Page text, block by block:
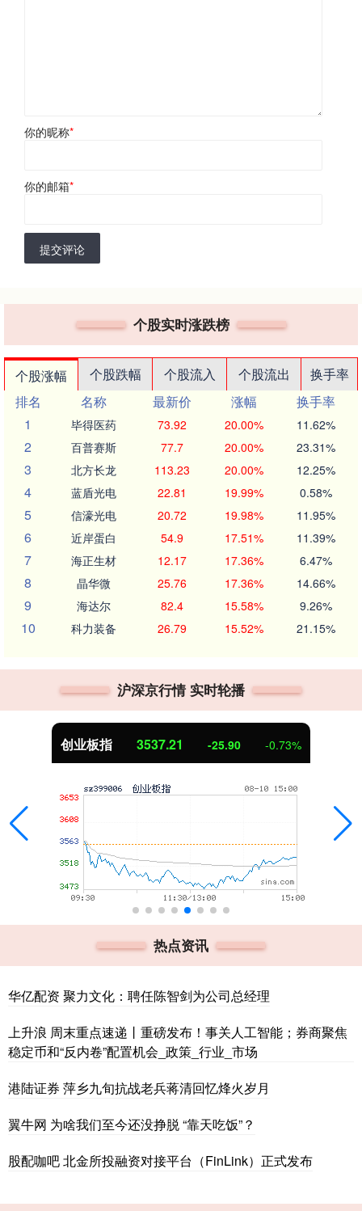
你的昵称*
你的邮箱*
提交评论
个股实时涨跌榜
个股涨幅 个股跌幅 个股流入 个股流出
换手率
排名
名称 最新价 涨幅
换手率
1
毕得医药 73.92 20.00% 11.62%
2 百普赛斯 77.7 20.00% 23.31%
3 北方长龙 113.23 20.00% 12.25%
4 蓝盾光电 22.81 19.99% 0.58%
5 信濠光电 20.72 19.98% 11.95%
6 近岸蛋白 54.9 17.51% 11.39%
7 海正生材 12.17 17.36% 6.47%
8 晶华微 25.76 17.36% 14.66%
9 海达尔 82.4 15.58% 9.26%
10 科力装备 26.79 15.52% 21.15%
沪深京行情 实时轮播
创业板指 3537.21 -25.90 -0.73%
热点资讯
华亿配资 聚力文化：聘任陈智剑为公司总经理
上升浪 周末重点速递丨重磅发布！事关人工智能；券商聚焦
稳定币和“反内卷”配置机会_政策_行业_市场
港陆证券 萍乡九旬抗战老兵蒋清回忆烽火岁月
翼牛网 为啥我们至今还没挣脱 “靠天吃饭”？
股配咖吧 北金所投融资对接平台（FinLink）正式发布